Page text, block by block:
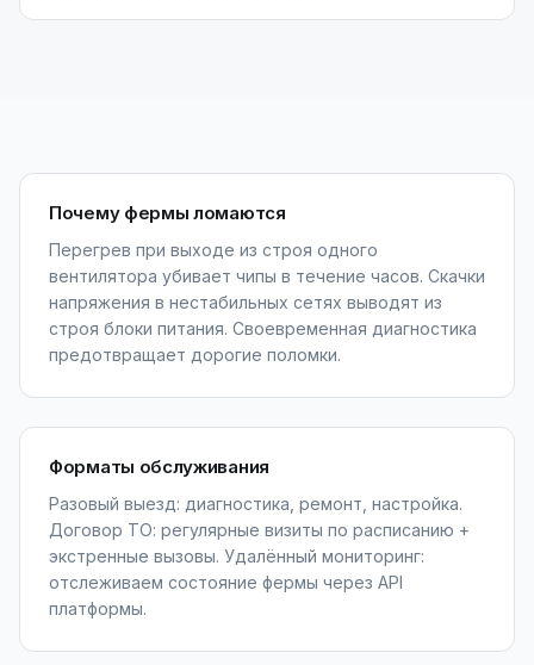
Почему фермы ломаются
Перегрев при выходе из строя одного
вентилятора убивает чипы в течение часов. Скачки
напряжения в нестабильных сетях выводят из
строя блоки питания. Своевременная диагностика
предотвращает дорогие поломки.
Форматы обслуживания
Разовый выезд: диагностика, ремонт, настройка.
Договор ТО: регулярные визиты по расписанию +
экстренные вызовы. Удалённый мониторинг:
отслеживаем состояние фермы через API
платформы.